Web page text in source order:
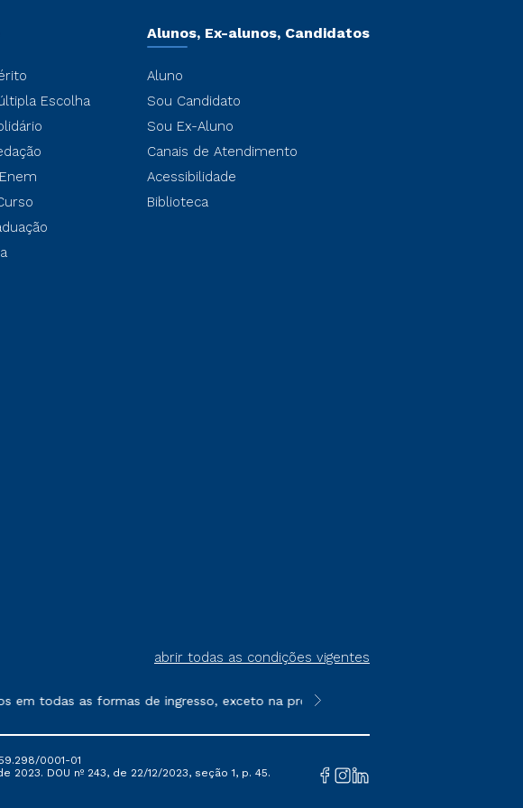
Escolha
Alunos, Ex-alunos, Candidatos
Aluno
Sou Candidato
Sou Ex-Aluno
Canais de Atendimento
Acessibilidade
Biblioteca
abrir todas as condições vigentes
todas as formas de ingresso, exceto na prova on-line ou agendada, que
**Semipresencial é um formato do
0001-01
DOU nº 243, de 22/12/2023, seção 1, p. 45.